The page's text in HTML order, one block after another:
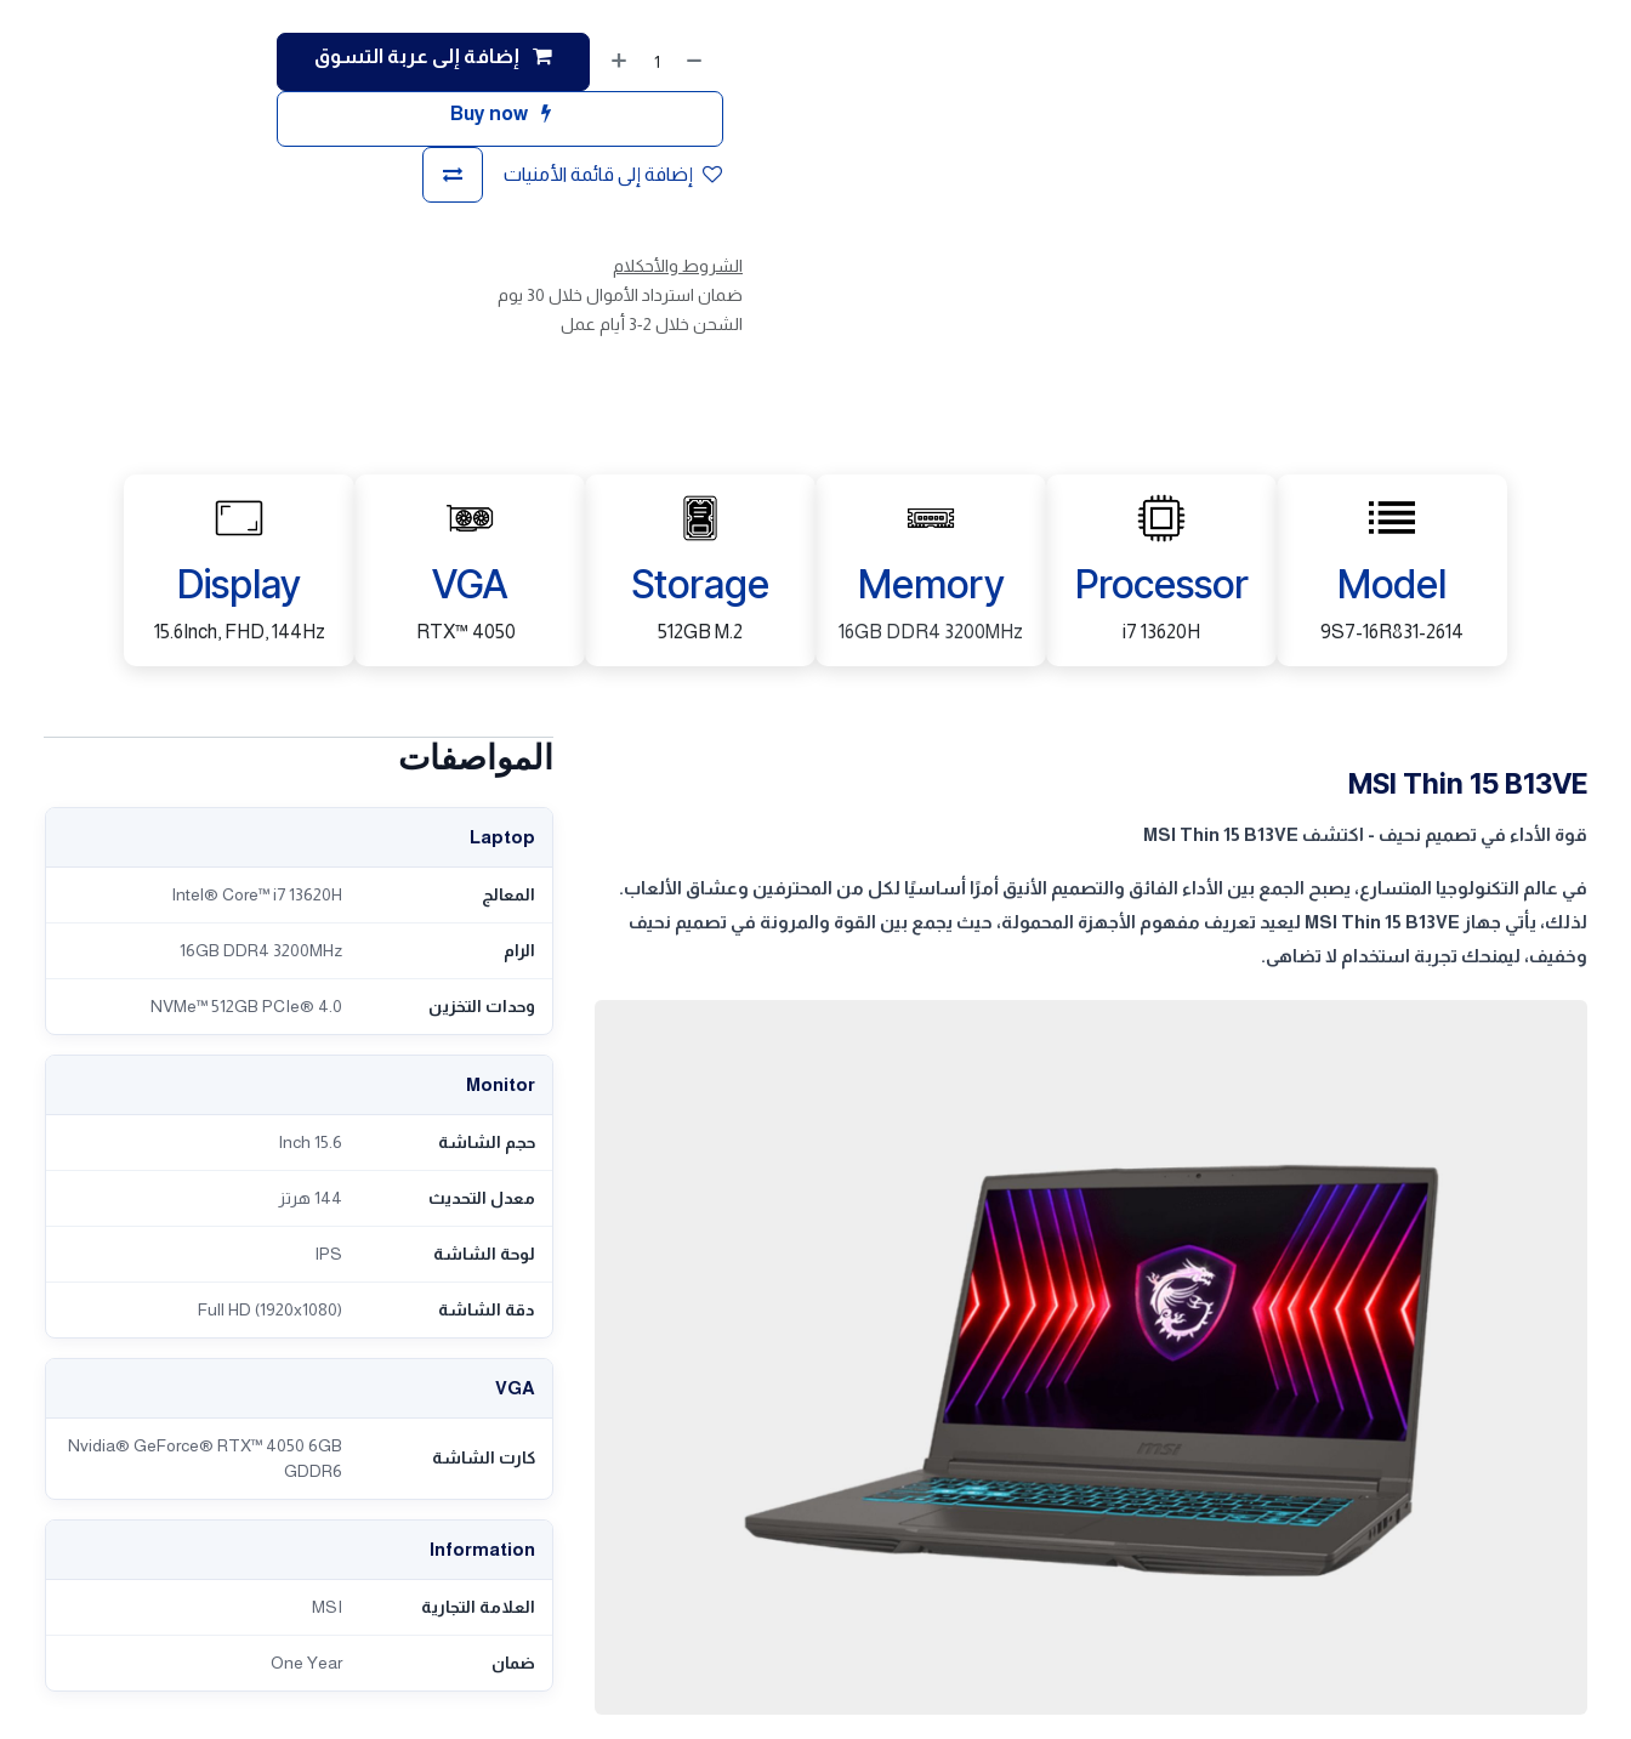
إضافة إلى عربة التسوق
Buy now
إضافة إلى قائمة الأمنيات
الشروط والأحكلام
ضمان استرداد الأموال خلال 30 يوم
الشحن خلال 2-3 أيام عمل
Model
9S7-16R831-2614
Processor
i7 13620H
Memory
16GB DDR4 3200MHz
Storage
512GB M.2
VGA
Display
15.6Inch, FHD, 144Hz
MSI Thin 15 B13VE
قوة الأداء في تصميم نحيف - اكتشف MSI Thin 15 B13VE
في عالم التكنولوجيا المتسارع، يصبح الجمع بين الأداء الفائق والتصميم الأنيق أمرًا أساسيًا لكل من المحترفين وعشاق الألعاب.
لذلك، يأتي جهاز MSI Thin 15 B13VE ليعيد تعريف مفهوم الأجهزة المحمولة، حيث يجمع بين القوة والمرونة في تصميم نحيف
وخفيف، ليمنحك تجربة استخدام لا تضاهى.
المواصفات
Laptop
المعالج Intel® Core™ i7 13620H
الرام 16GB DDR4 3200MHz
وحدات التخزين NVMe™ 512GB PCIe® 4.0
Monitor
حجم الشاشة 15.6 Inch
معدل التحديث 144 هرتز
لوحة الشاشة IPS
دقة الشاشة Full HD (1920x1080)
VGA
كارت الشاشة
Nvidia® GeForce® RTX™ 4050 6GB
GDDR6
Information
العلامة التجارية MSI
ضمان One Year